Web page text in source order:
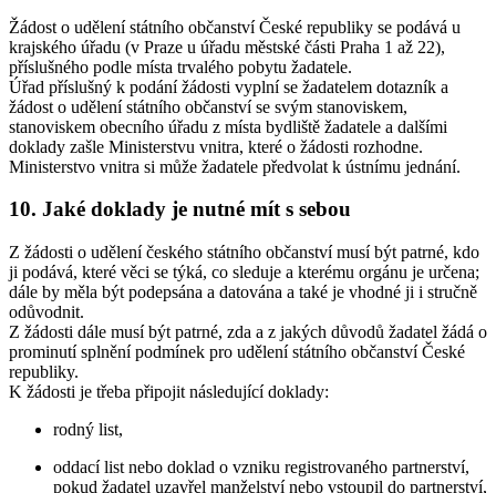
Žádost o udělení státního občanství České republiky se podává u
krajského úřadu (v Praze u úřadu městské části Praha 1 až 22),
příslušného podle místa trvalého pobytu žadatele.
Úřad příslušný k podání žádosti vyplní se žadatelem dotazník a
žádost o udělení státního občanství se svým stanoviskem,
stanoviskem obecního úřadu z místa bydliště žadatele a dalšími
doklady zašle Ministerstvu vnitra, které o žádosti rozhodne.
Ministerstvo vnitra si může žadatele předvolat k ústnímu jednání.
10. Jaké doklady je nutné mít s sebou
Z žádosti o udělení českého státního občanství musí být patrné, kdo
ji podává, které věci se týká, co sleduje a kterému orgánu je určena;
dále by měla být podepsána a datována a také je vhodné ji i stručně
odůvodnit.
Z žádosti dále musí být patrné, zda a z jakých důvodů žadatel žádá o
prominutí splnění podmínek pro udělení státního občanství České
republiky.
K žádosti je třeba připojit následující doklady:
rodný list,
oddací list nebo doklad o vzniku registrovaného partnerství,
pokud žadatel uzavřel manželství nebo vstoupil do partnerství,